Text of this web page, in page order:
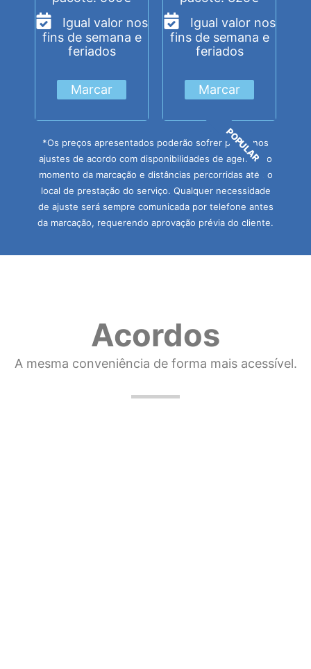
Igual valor nos
fins de semana e
feriados
Marcar
Igual valor nos
fins de semana e
feriados
Marcar
POPULAR
*Os preços apresentados poderão sofrer pequenos
ajustes de acordo com disponibilidades de agenda no
momento da marcação e distâncias percorridas até ao
local de prestação do serviço. Qualquer necessidade
de ajuste será sempre comunicada por telefone antes
da marcação, requerendo aprovação prévia do cliente.
Acordos
A mesma conveniência de forma mais acessível.